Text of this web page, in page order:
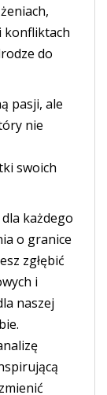
konfliktach
do
pasji, ale
nie
swoich
każdego
o granice
zgłębić
i
naszej